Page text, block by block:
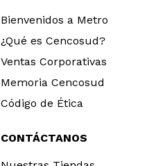
Bienvenidos a Metro
¿Qué es Cencosud?
Ventas Corporativas
Memoria Cencosud
Código de Ética
CONTÁCTANOS